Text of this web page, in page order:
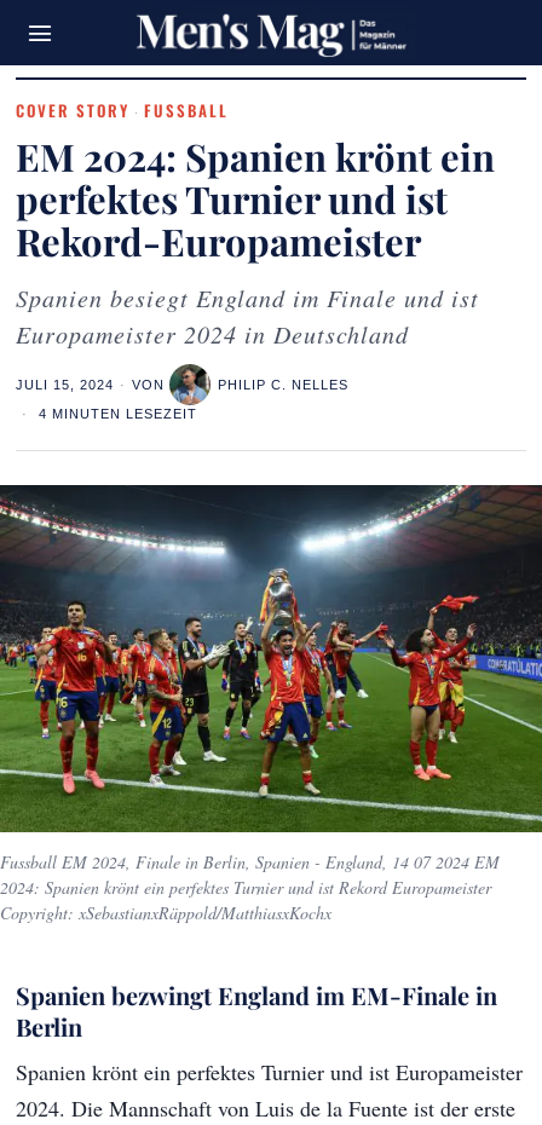
COVER STORY · FUSSBALL
EM 2024: Spanien krönt ein
perfektes Turnier und ist
Rekord-Europameister
Spanien besiegt England im Finale und ist
Europameister 2024 in Deutschland
JULI 15, 2024 VON PHILIP C. NELLES
4 MINUTEN LESEZEIT
Fussball EM 2024, Finale in Berlin, Spanien - England, 14 07 2024 EM
2024: Spanien krönt ein perfektes Turnier und ist Rekord Europameister
Copyright: xSebastianxRäppold/MatthiasxKochx
Spanien bezwingt England im EM-Finale in
Berlin
Spanien krönt ein perfektes Turnier und ist Europameister
2024. Die Mannschaft von Luis de la Fuente ist der erste